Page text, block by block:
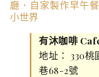
有沐咖啡
地址： 330桃
巷68-2號